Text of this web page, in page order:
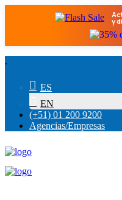
y
.
ES
EN
(+51) 01 200 9200
Agencias/Empresas